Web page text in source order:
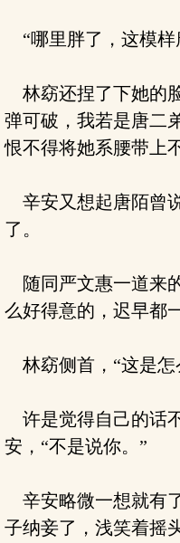
“哪里胖了，这模样
林窈还捏了下她的
弹可破，我若是唐二
恨不得将她系腰带上
辛安又想起唐陌曾
了。
随同严文惠一道来
么好得意的，迟早都
林窈侧首，“这是怎
许是觉得自己的话
安，“不是说你。”
辛安略微一想就有
子纳妾了，浅笑着摇